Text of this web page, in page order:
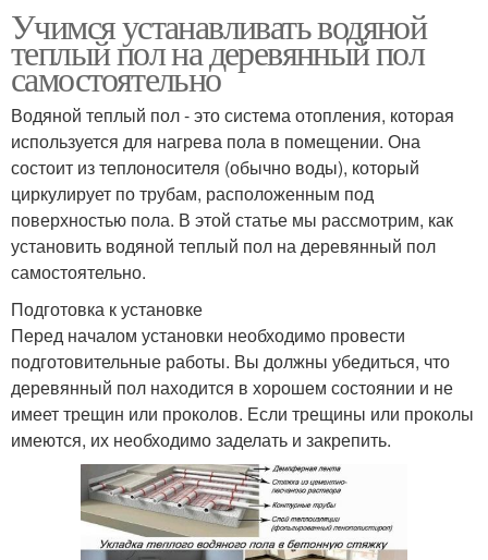
Учимся устанавливать водяной
теплый пол на деревянный пол
самостоятельно
Водяной теплый пол - это система отопления, которая
используется для нагрева пола в помещении. Она
состоит из теплоносителя (обычно воды), который
циркулирует по трубам, расположенным под
поверхностью пола. В этой статье мы рассмотрим, как
установить водяной теплый пол на деревянный пол
самостоятельно.
Подготовка к установке
Перед началом установки необходимо провести
подготовительные работы. Вы должны убедиться, что
деревянный пол находится в хорошем состоянии и не
имеет трещин или проколов. Если трещины или проколы
имеются, их необходимо заделать и закрепить.